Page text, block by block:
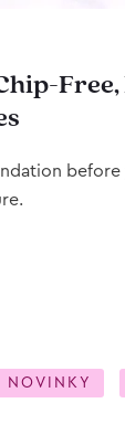
NOVINKY